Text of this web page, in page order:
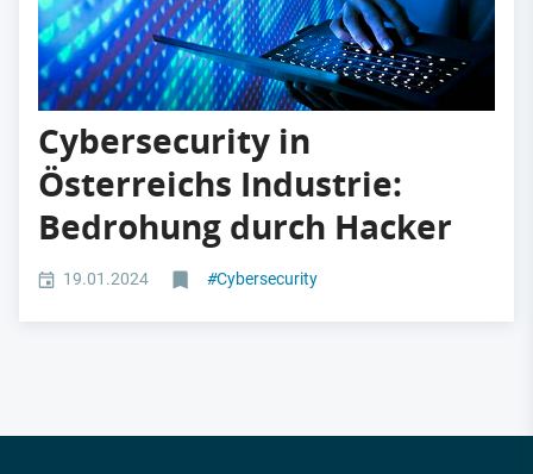
Cybersecurity in
Österreichs Industrie:
Bedrohung durch Hacker
19.01.2024 #Cybersecurity